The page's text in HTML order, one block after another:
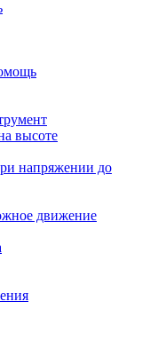
высоте
напряжении до
движение